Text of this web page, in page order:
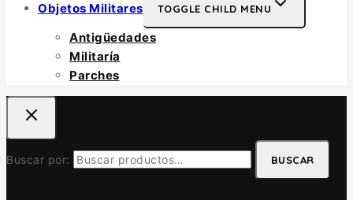
Objetos Militares TOGGLE CHILD MENU
Antigüedades
Militaría
Parches
Buscar por: BUSCAR